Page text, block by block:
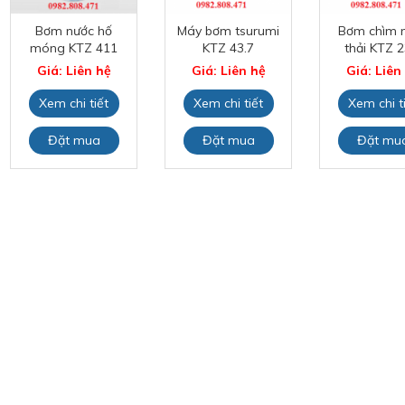
Bơm nước hố
móng KTZ 411
Giá: Liên hệ
Xem chi tiết
Đặt mua
Máy bơm tsurumi
KTZ 43.7
Giá: Liên hệ
Xem chi tiết
Đặt mua
Bơm chìm
thải KTZ
Giá: Liên
Xem chi
Đặt